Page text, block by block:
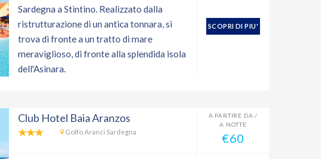
Sardegna a Stintino. Realizzato dalla
ristrutturazione di un antica tonnara, si
trova di fronte a un tratto di mare
meraviglioso, di fronte alla splendida isola
dell'Asinara.
SCOPRI DI PIU'
Club Hotel Baia Aranzos
Golfo Aranci Sardegna
A PARTIRE DA /
A NOTTE
€60